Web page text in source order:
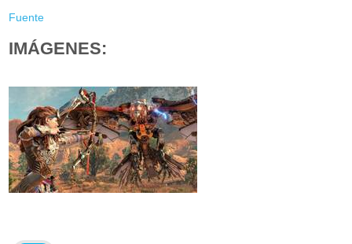
Fuente
IMÁGENES: